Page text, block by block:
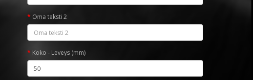
Oma teksti 2
Koko - Leveys (mm)